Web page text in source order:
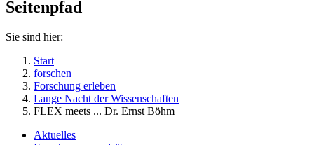
Seitenpfad
Sie sind hier:
Start
forschen
Forschung erleben
Lange Nacht der Wissenschaften
FLEX meets ... Dr. Ernst Böhm
Aktuelles